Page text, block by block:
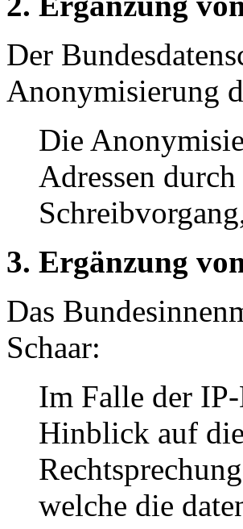
Der
Anonymisierung
Die
Adressen
3. Ergänzung
Das
Schaar:
Im Falle der
Hinblick auf
welche die